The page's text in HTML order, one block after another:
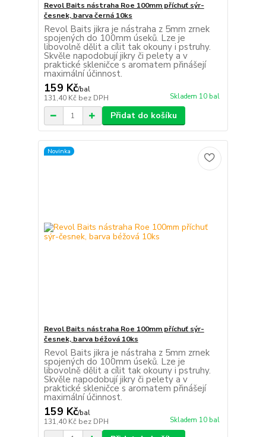
Revol Baits nástraha Roe 100mm příchuť sýr-
česnek, barva černá 10ks
Revol Baits jikra je nástraha z 5mm zrnek
spojených do 100mm úseků. Lze je
libovolně dělit a cílit tak okouny i pstruhy.
Skvěle napodobují jikry či pelety a v
praktické skleničce s aromatem přinášejí
maximální účinnost.
159 Kč/bal
131,40 Kč bez DPH Skladem 10 bal
Přidat do košíku
Novinka
Revol Baits nástraha Roe 100mm příchuť sýr-
česnek, barva béžová 10ks
Revol Baits jikra je nástraha z 5mm zrnek
spojených do 100mm úseků. Lze je
libovolně dělit a cílit tak okouny i pstruhy.
Skvěle napodobují jikry či pelety a v
praktické skleničce s aromatem přinášejí
maximální účinnost.
159 Kč/bal
131,40 Kč bez DPH Skladem 10 bal